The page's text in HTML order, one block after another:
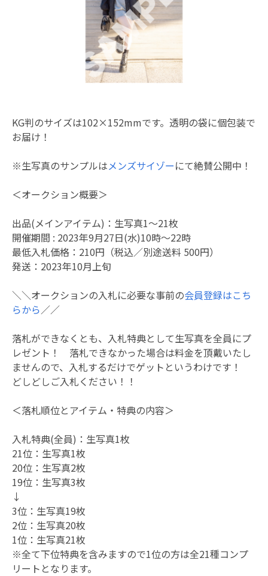
KG判のサイズは102×152mmです。透明の袋に個包装で
お届け！
※生写真のサンプルはメンズサイゾーにて絶賛公開中！
＜オークション概要＞
出品(メインアイテム)：生写真1〜21枚
開催期間 : 2023年9月27日(水)10時～22時
最低入札価格：210円（税込／別途送料 500円）
発送：2023年10月上旬
＼＼オークションの入札に必要な事前の会員登録はこち
らから／／
落札ができなくとも、入札特典として生写真を全員にプ
レゼント！ 落札できなかった場合は料金を頂戴いたし
ませんので、入札するだけでゲットというわけです！
どしどしご入札ください！！
＜落札順位とアイテム・特典の内容＞
入札特典(全員)：生写真1枚
21位：生写真1枚
20位：生写真2枚
19位：生写真3枚
↓
3位：生写真19枚
2位：生写真20枚
1位：生写真21枚
※全て下位特典を含みますので1位の方は全21種コンプ
リートとなります。